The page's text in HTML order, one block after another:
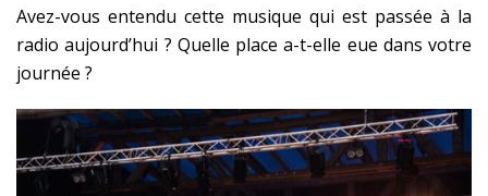
Avez-vous entendu cette musique qui est passée à la
radio aujourd’hui ? Quelle place a-t-elle eue dans votre
journée ?